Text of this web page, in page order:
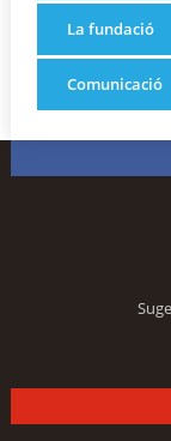
La fundació
Comunicació